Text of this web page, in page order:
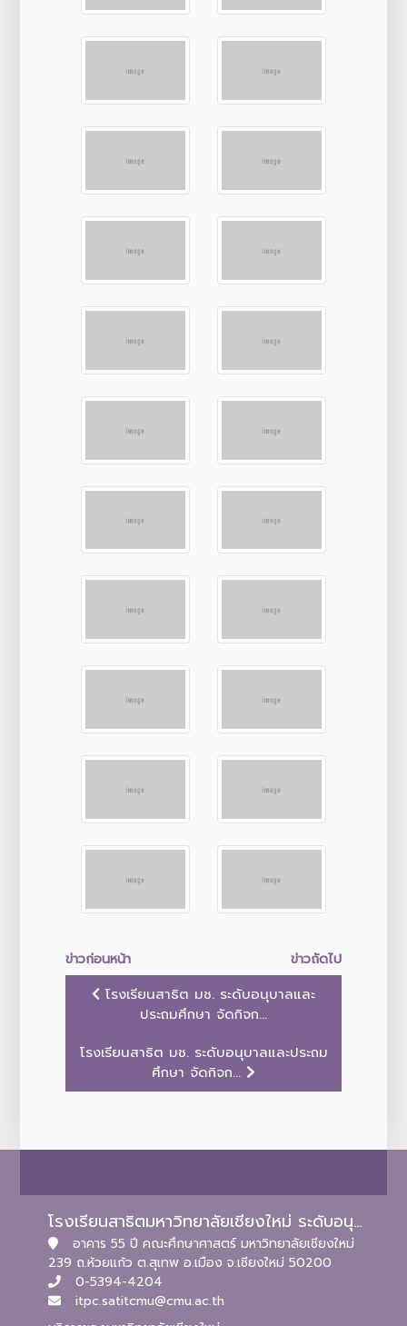
ข่าวก่อนหน้า
ข่าวถัดไป
โรงเรียนสาธิต มช. ระดับอนุบาลและ
ประถมศึกษา จัดกิจก...
โรงเรียนสาธิต มช. ระดับอนุบาลและประถม
ศึกษา จัดกิจก...
โรงเรียนสาธิตมหาวิทยาลัยเชียงใหม่ ระดับอนุบาลและประถมศึกษา
อาคาร 55 ปี คณะศึกษาศาสตร์ มหาวิทยาลัยเชียงใหม่
239 ถ.ห้วยแก้ว ต.สุเทพ อ.เมือง จ.เชียงใหม่ 50200
0-5394-4204
itpc.satitcmu@cmu.ac.th